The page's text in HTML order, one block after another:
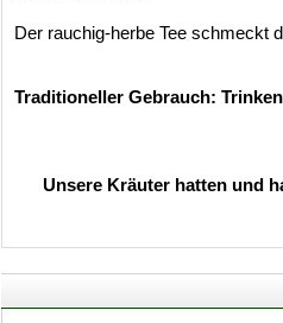
Der rauchig-herbe Tee schmeckt
Traditioneller Gebrauch: Trinken
Unsere Kräuter hatten und